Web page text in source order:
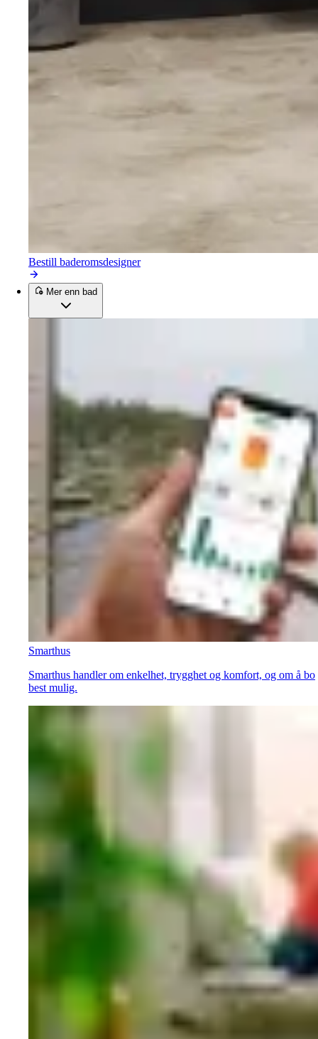
Bestill baderomsdesigner
Mer enn bad
Smarthus
Smarthus handler om enkelhet, trygghet og komfort, og om å bo
best mulig.